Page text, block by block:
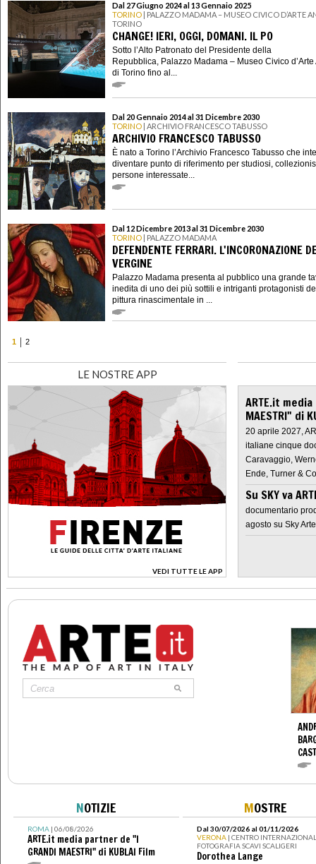
Dal 27 Giugno 2024 al 13 Gennaio 2025
TORINO | PALAZZO MADAMA – MUSEO CIVICO D’ARTE
TORINO
CHANGE! IERI, OGGI, DOMANI. IL PO
Sotto l’Alto Patronato del Presidente della
Repubblica, Palazzo Madama – Museo Civico d’Arte
di Torino fino al...
Dal 20 Gennaio 2014 al 31 Dicembre 2030
TORINO | ARCHIVIO FRANCESCO TABUSSO
ARCHIVIO FRANCESCO TABUSSO
È nato a Torino l’Archivio Francesco Tabusso che
diventare punto di riferimento per studiosi,
persone interessate...
Dal 12 Dicembre 2013 al 31 Dicembre 2030
TORINO | PALAZZO MADAMA
DEFENDENTE FERRARI. L'INCORONAZIONE
VERGINE
Palazzo Madama presenta al pubblico una grande
inedita di uno dei più sottili e intriganti protagonisti
pittura rinascimentale in ...
1 2
LE NOSTRE APP
VEDI TUTTE LE APP
>
ARTE.it
MAESTRI" di
20 aprile 2027,
italiane cinque
Caravaggio,
Ende, Turner &
Su SKY va
documentario
agosto su Sky Arte
NOTIZIE
ROMA| 06/08/2026
ARTE.it media partner de "I
GRANDI MAESTRI" di KUBLAI Film
MOSTRE
Dal 30/07/2026 al 01/11/2026
VERONA | CENTRO
FOTOGRAFIA SCAVI SCALIGERI
Dorothea Lange